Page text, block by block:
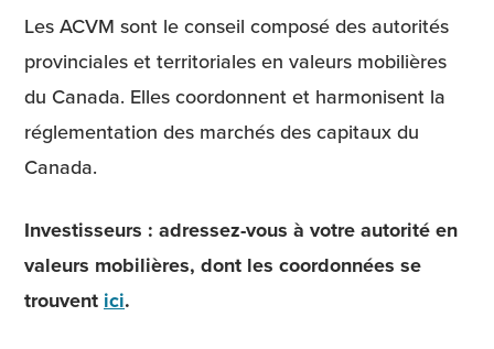
Les ACVM sont le conseil composé des autorités
provinciales et territoriales en valeurs mobilières
du Canada. Elles coordonnent et harmonisent la
réglementation des marchés des capitaux du
Canada.
Investisseurs : adressez-vous à votre autorité en
valeurs mobilières, dont les coordonnées se
trouvent ici.